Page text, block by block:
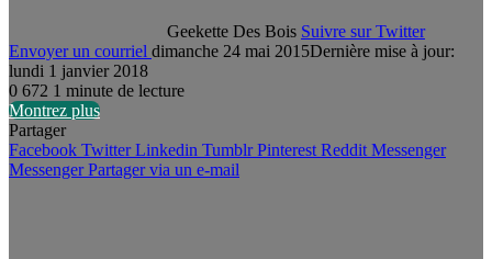
Geekette Des Bois Suivre sur Twitter
Envoyer un courriel dimanche 24 mai 2015Dernière mise à jour:
lundi 1 janvier 2018
0 672 1 minute de lecture
Montrez plus
Partager
Facebook Twitter Linkedin Tumblr Pinterest Reddit Messenger
Messenger Partager via un e-mail